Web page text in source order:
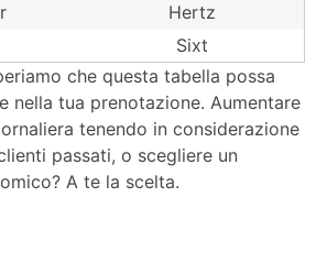
Hertz
Sixt
che questa tabella possa
nella tua prenotazione. Aumentare
tenendo in considerazione
passati, o scegliere un
A te la scelta.